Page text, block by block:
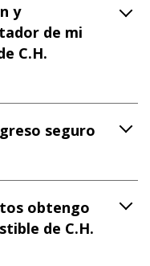
y
de mi
C.H.
seguro
obtengo
de C.H.